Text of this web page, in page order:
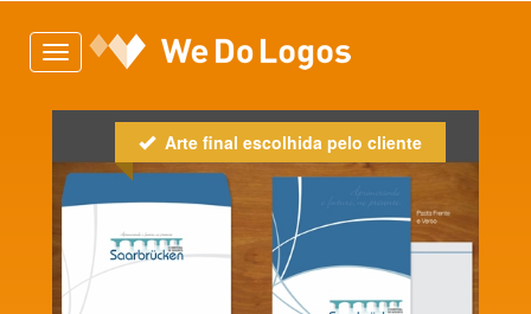
Toggle
navigation
Arte final escolhida pelo cliente